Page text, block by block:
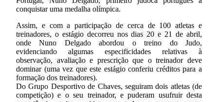
conquistar uma medalha olímpica.
Assim, e com a participação de cerca de 100 atletas e
treinadores, o estágio decorreu nos dias 20 e 21 de abril,
onde Nuno Delgado abordou o treino do Judo,
evidenciando algumas especificidades relativas à
observação, avaliação e prescrição que o treinador deve
dominar (uma vez que este estágio conferiu créditos para a
formação dos treinadores).
Do Grupo Desportivo de Chaves, seguiram dois atletas (de
competição) e o seu treinador, e puderam usufruir desta